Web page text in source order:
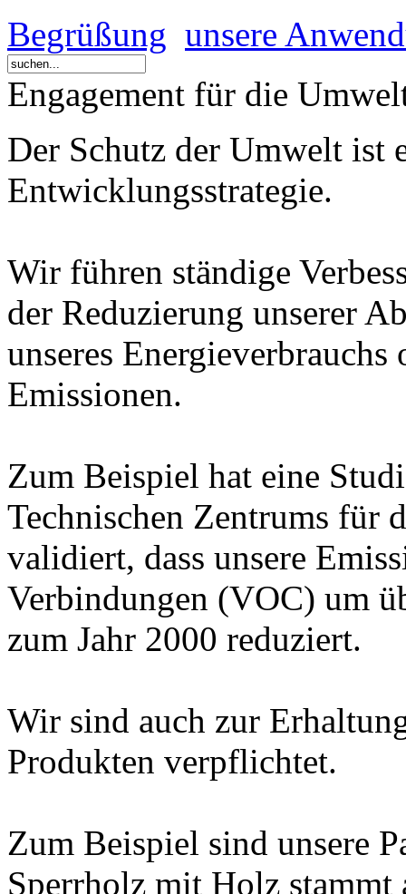
Begrüßung unsere
Engagement für die
Der Schutz der Umwelt ist
Entwicklungsstrategie.
Wir führen ständige
der Reduzierung unserer
unseres Energieverbrauchs
Emissionen.
Zum Beispiel hat eine
Technischen Zentrums für
validiert, dass unsere
Verbindungen (VOC) um
zum Jahr 2000 reduziert.
Wir sind auch zur
Produkten verpflichtet.
Zum Beispiel sind unsere
Sperrholz mit Holz stammt